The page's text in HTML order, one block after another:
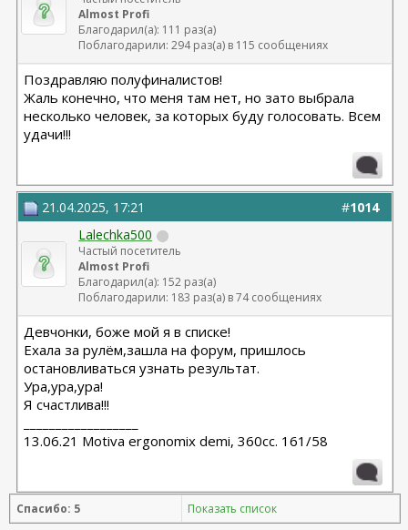
Almost Profi
Благодарил(а): 111 раз(а)
Поблагодарили: 294 раз(а) в 115 сообщениях
Поздравляю полуфиналистов!
Жаль конечно, что меня там нет, но зато выбрала
несколько человек, за которых буду голосовать. Всем
удачи!!!
#1014
21.04.2025, 17:21
Lalechka500
Частый посетитель
Almost Profi
Благодарил(а): 152 раз(а)
Поблагодарили: 183 раз(а) в 74 сообщениях
Девчонки, боже мой я в списке!
Ехала за рулём,зашла на форум, пришлось
остановливаться узнать результат.
Ура,ура,ура!
Я счастлива!!!
13.06.21 Motiva ergonomix demi, 360cc. 161/58
Спасибо: 5 Показать список